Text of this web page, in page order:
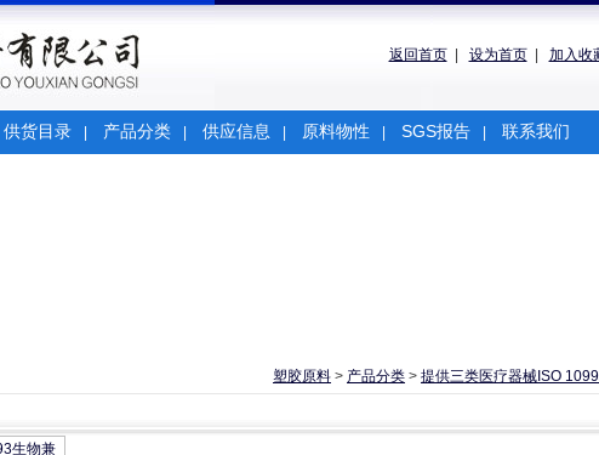
返回首页| 设为首页| 加入收
供货目录 产品分类 供应信息 原料物性 SGS报告 联系我们
塑胶原料 > 产品分类 > 提供三类医疗器械ISO